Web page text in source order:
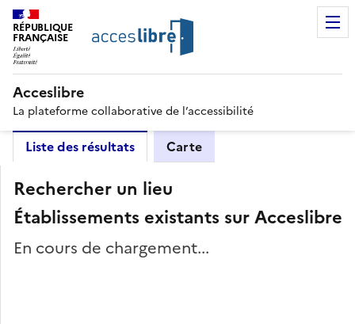
RÉPUBLIQUE
FRANÇAISE
Acceslibre
La plateforme collaborative de l’accessibilité
Liste des résultats Carte
Rechercher un lieu
Établissements existants sur Acceslibre
En cours de chargement...